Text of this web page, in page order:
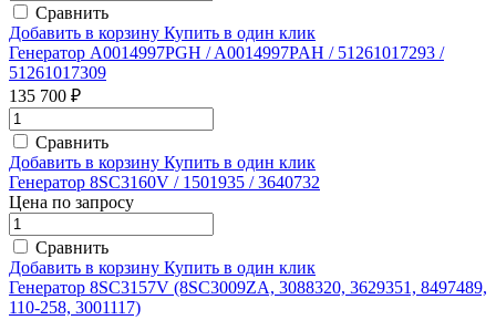
Сравнить
Добавить в корзину Купить в один клик
Генератор A0014997PGH / A0014997PAH / 51261017293 /
51261017309
135 700 ₽
Сравнить
Добавить в корзину Купить в один клик
Генератор 8SC3160V / 1501935 / 3640732
Цена по запросу
Сравнить
Добавить в корзину Купить в один клик
Генератор 8SC3157V (8SC3009ZA, 3088320, 3629351, 8497489,
110-258, 3001117)